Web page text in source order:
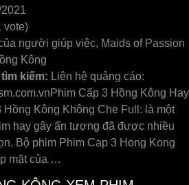
vote)
người giúp việc, Maids of Passion
Kông
kiếm: Liên hệ quảng cáo:
Cấp 3 Hồng Kông Hay
Hồng Kông Không Che Full: là một
hay gây ấn tượng đã được nhiều
Bộ phim Phim Cap 3 Hong Kong
mặt của …